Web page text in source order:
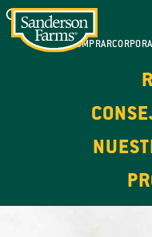
DÓNDE COMPRAR